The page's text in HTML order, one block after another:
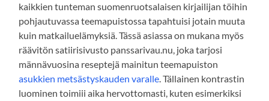
kaikkien tunteman suomenruotsalaisen kirjailijan töihin
pohjautuvassa teemapuistossa tapahtuisi jotain muuta
kuin matkailuelämyksiä. Tässä asiassa on mukana myös
räävitön satiirisivusto panssarivau.nu, joka tarjosi
männävuosina reseptejä mainitun teemapuiston
asukkien metsästyskauden varalle. Tällainen kontrastin
luominen toimiii aika hervottomasti, kuten esimerkiksi